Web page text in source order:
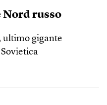
Nord russo
ultimo gigante